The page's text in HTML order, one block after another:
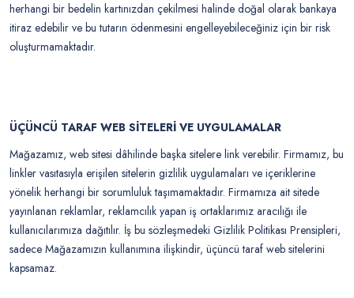
herhangi bir bedelin kartınızdan çekilmesi halinde doğal olarak bankaya
itiraz edebilir ve bu tutarın ödenmesini engelleyebileceğiniz için bir risk
oluşturmamaktadır.
ÜÇÜNCÜ TARAF WEB SİTELERİ VE UYGULAMALAR
Mağazamız, web sitesi dâhilinde başka sitelere link verebilir. Firmamız, bu
linkler vasıtasıyla erişilen sitelerin gizlilik uygulamaları ve içeriklerine
yönelik herhangi bir sorumluluk taşımamaktadır. Firmamıza ait sitede
yayınlanan reklamlar, reklamcılık yapan iş ortaklarımız aracılığı ile
kullanıcılarımıza dağıtılır. İş bu sözleşmedeki Gizlilik Politikası Prensipleri,
sadece Mağazamızın kullanımına ilişkindir, üçüncü taraf web sitelerini
kapsamaz.